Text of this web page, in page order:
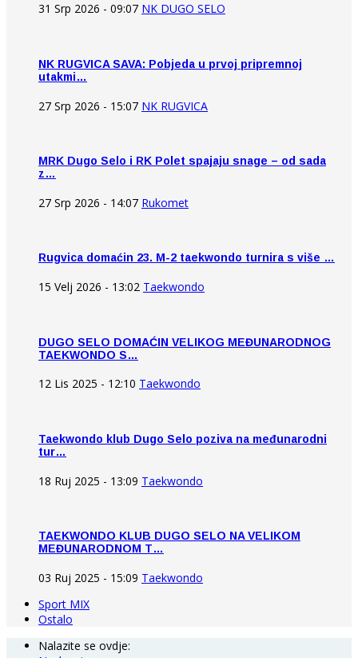
31 Srp 2026 - 09:07 NK DUGO SELO
NK RUGVICA SAVA: Pobjeda u prvoj pripremnoj
utakmi…
27 Srp 2026 - 15:07 NK RUGVICA
MRK Dugo Selo i RK Polet spajaju snage – od sada
z…
27 Srp 2026 - 14:07 Rukomet
Rugvica domaćin 23. M-2 taekwondo turnira s više …
15 Velj 2026 - 13:02 Taekwondo
DUGO SELO DOMAĆIN VELIKOG MEĐUNARODNOG
TAEKWONDO S…
12 Lis 2025 - 12:10 Taekwondo
Taekwondo klub Dugo Selo poziva na međunarodni
tur…
18 Ruj 2025 - 13:09 Taekwondo
TAEKWONDO KLUB DUGO SELO NA VELIKOM
MEĐUNARODNOM T…
03 Ruj 2025 - 15:09 Taekwondo
Sport MIX
Ostalo
Nalazite se ovdje: